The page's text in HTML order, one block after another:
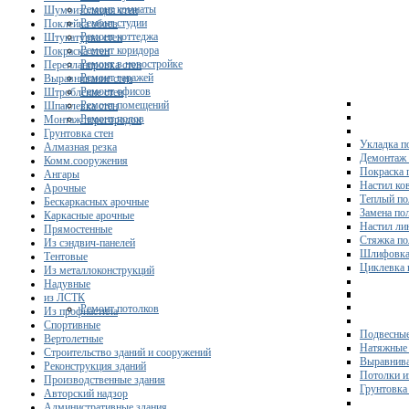
Ремонт комнаты
Ремонт студии
Ремонт коттеджа
Ремонт коридора
Ремонт в новостройке
Ремонт гаражей
Ремонт офисов
Ремонт помещений
Ремонт полов
Укладка
Демонтаж
Покраска
Настил
Теплый
Замена
Настил
Стяжка
Циклевка
Ремонт потолков
Натяжные
Потолки
Шумоизоляция стен
Поклейка обоев
Штукатурка стен
Покраска стен
Перепланировка стен
Выравнивание стен
Штробление стен
Шпаклевка стен
Монтаж перегородок
Грунтовка стен
Алмазная резка
Комм.сооружения
Ангары
Арочные
Бескаркасных арочные
Каркасные арочные
Прямостенные
Из сэндвич-панелей
Тентовые
Из металлоконструкций
Надувные
из ЛСТК
Из профнастила
Спортивные
Вертолетные
Строительство зданий и сооружений
Реконструкция зданий
Производственные здания
Авторский надзор